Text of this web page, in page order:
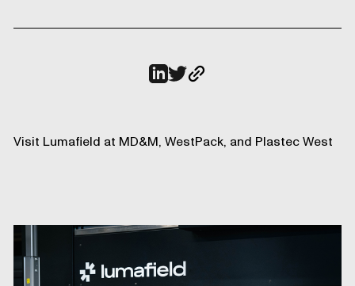
Visit Lumafield at MD&M, WestPack, and Plastec West